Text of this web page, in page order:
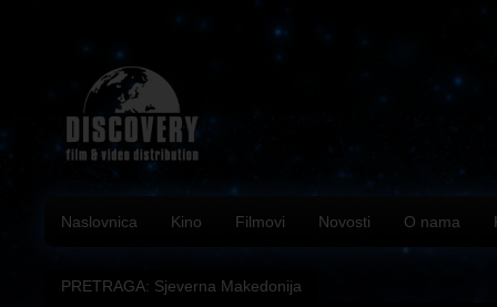
Naslovnica Kino Filmovi Novosti O nama
PRETRAGA: Sjeverna Makedonija